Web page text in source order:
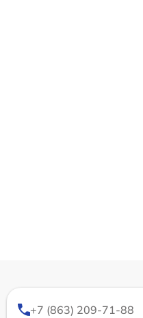
+7 (863) 209-71-88